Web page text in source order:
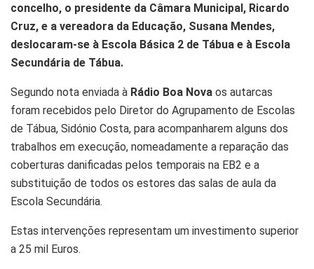
concelho, o presidente da Câmara Municipal, Ricardo
Cruz, e a vereadora da Educação, Susana Mendes,
deslocaram-se à Escola Básica 2 de Tábua e à Escola
Secundária de Tábua.
Segundo nota enviada à Rádio Boa Nova os autarcas
foram recebidos pelo Diretor do Agrupamento de Escolas
de Tábua, Sidónio Costa, para acompanharem alguns dos
trabalhos em execução, nomeadamente a reparação das
coberturas danificadas pelos temporais na EB2 e a
substituição de todos os estores das salas de aula da
Escola Secundária.
Estas intervenções representam um investimento superior
a 25 mil Euros.